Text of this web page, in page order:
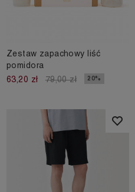
Zestaw zapachowy liść
pomidora
63,20 zł
79,00 zł 20%